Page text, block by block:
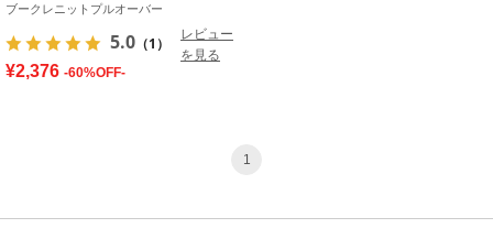
ブークレニットプルオーバー
5.0 （1）
レビュー
を見る
¥2,376 -60%OFF-
1